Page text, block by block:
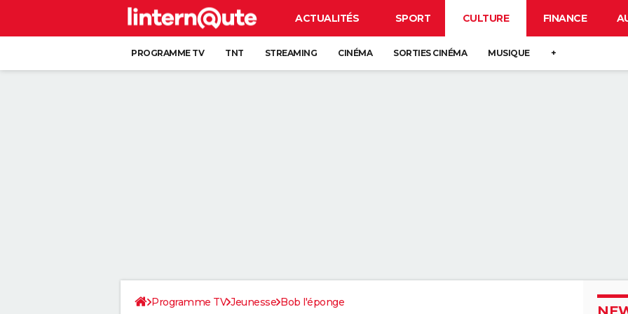
ACTUALITÉS SPORT CULTURE FINANCE
PROGRAMME TV TNT STREAMING CINÉMA SORTIES CINÉMA MUSIQUE +
Programme TV Jeunesse Bob l'éponge